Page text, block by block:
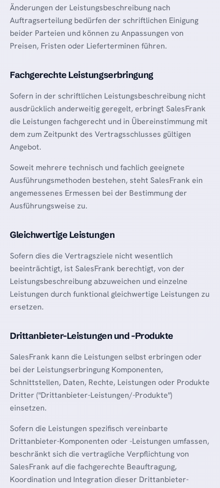
Änderungen der Leistungsbeschreibung nach
Auftragserteilung bedürfen der schriftlichen Einigung
beider Parteien und können zu Anpassungen von
Preisen, Fristen oder Lieferterminen führen.
Fachgerechte Leistungserbringung
Sofern in der schriftlichen Leistungsbeschreibung nicht
ausdrücklich anderweitig geregelt, erbringt SalesFrank
die Leistungen fachgerecht und in Übereinstimmung mit
dem zum Zeitpunkt des Vertragsschlusses gültigen
Angebot.
Soweit mehrere technisch und fachlich geeignete
Ausführungsmethoden bestehen, steht SalesFrank ein
angemessenes Ermessen bei der Bestimmung der
Ausführungsweise zu.
Gleichwertige Leistungen
Sofern dies die Vertragsziele nicht wesentlich
beeinträchtigt, ist SalesFrank berechtigt, von der
Leistungsbeschreibung abzuweichen und einzelne
Leistungen durch funktional gleichwertige Leistungen zu
ersetzen.
Drittanbieter-Leistungen und -Produkte
SalesFrank kann die Leistungen selbst erbringen oder
bei der Leistungserbringung Komponenten,
Schnittstellen, Daten, Rechte, Leistungen oder Produkte
Dritter ("Drittanbieter-Leistungen/-Produkte")
einsetzen.
Sofern die Leistungen spezifisch vereinbarte
Drittanbieter-Komponenten oder -Leistungen umfassen,
beschränkt sich die vertragliche Verpflichtung von
SalesFrank auf die fachgerechte Beauftragung,
Koordination und Integration dieser Drittanbieter-